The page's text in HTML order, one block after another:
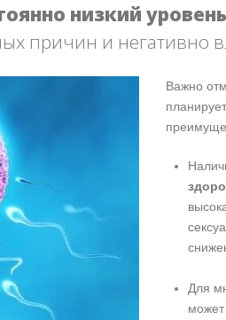
низкий
причин и негативно
Важно
Для
может